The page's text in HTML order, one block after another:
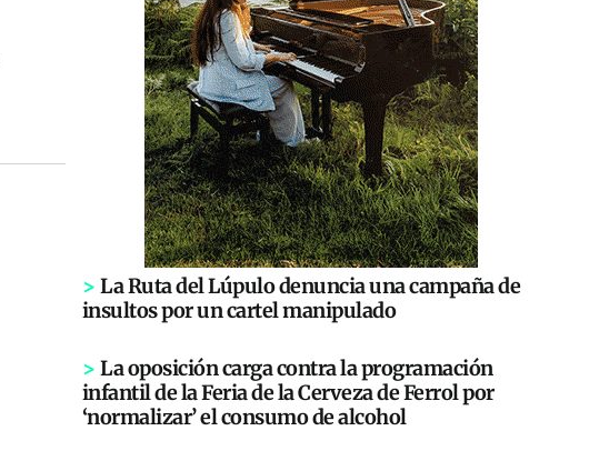
> La Ruta del Lúpulo denuncia una campaña de
insultos por un cartel manipulado
> La oposición carga contra la programación
infantil de la Feria de la Cerveza de Ferrol por
‘normalizar’ el consumo de alcohol